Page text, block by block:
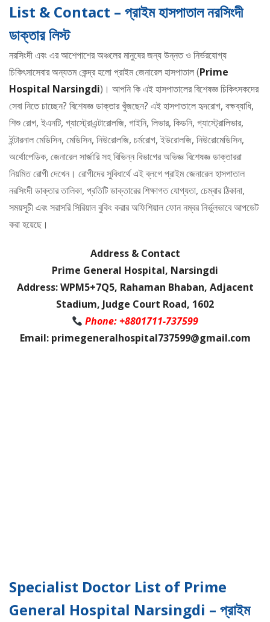
List & Contact – প্রাইম হাসপাতাল নরসিংদী
ডাক্তার লিস্ট
নরসিংদী এবং এর আশেপাশের অঞ্চলের মানুষের জন্য উন্নত ও নির্ভরযোগ্য
চিকিৎসাসেবার অন্যতম কেন্দ্র হলো প্রাইম জেনারেল হাসপাতাল (Prime
Hospital Narsingdi)। আপনি কি এই হাসপাতালের বিশেষজ্ঞ চিকিৎসকদের
সেবা নিতে চাচ্ছেন? বিশেষজ্ঞ ডাক্তার খুঁজছেন? এই হাসপাতালে হৃদরোগ, বক্ষব্যাধি,
শিশু রোগ, ইএনটি, গ্যাস্ট্রোএন্টারোলজি, গাইনি, লিভার, কিডনি, গ্যাস্ট্রোলিভার,
ইন্টারনাল মেডিসিন, মেডিসিন, নিউরোলজি, চর্মরোগ, ইউরোলজি, নিউরোমেডিসিন,
অর্থোপেডিক, জেনারেল সার্জারি সহ বিভিন্ন বিভাগের অভিজ্ঞ বিশেষজ্ঞ ডাক্তাররা
নিয়মিত রোগী দেখেন। রোগীদের সুবিধার্থে এই ব্লগে প্রাইম জেনারেল হাসপাতাল
নরসিংদী ডাক্তার তালিকা, প্রতিটি ডাক্তারের শিক্ষাগত যোগ্যতা, চেম্বার ঠিকানা,
সময়সূচী এবং সরাসরি সিরিয়াল বুকিং করার অফিশিয়াল ফোন নম্বর নির্ভুলভাবে আপডেট
করা হয়েছে।
Address & Contact
Prime General Hospital, Narsingdi
Address: WPM5+7Q5, Rahaman Bhaban, Adjacent
Stadium, Judge Court Road, 1602
Phone: +8801711-737599
Email: primegeneralhospital737599@gmail.com
Specialist Doctor List of Prime
General Hospital Narsingdi – প্রাইম